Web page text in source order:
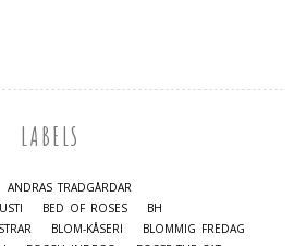
LABELS
ANDRAS TRÄDGÅRDAR
BED OF ROSES
BH
BLOM-KÅSERI
BLOMMIG FREDAG